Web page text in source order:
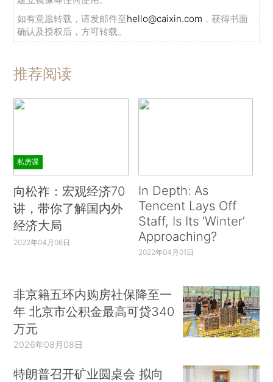
如有意愿转载，请发邮件至hello@caixin.com ，获得书面
确认及授权后，方可转载。
推荐阅读
私房课
向松祚：宏观经济70
讲，带你了解国内外
经济大局
2022年04月06日
In Depth: As
Tencent Lays Off
Staff, Is Its ‘Winter’
Approaching?
2022年04月01日
非京籍五环内购房社保降至一
年 北京市公积金最高可贷340
万元
2026年08月08日
特朗普召开矿业圆桌会 拟向